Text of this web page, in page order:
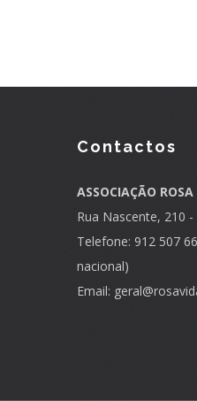
Contactos
ASSOCIAÇÃO
Rua Nascente, 210 -
Telefone: 912 507
nacional)
Email: